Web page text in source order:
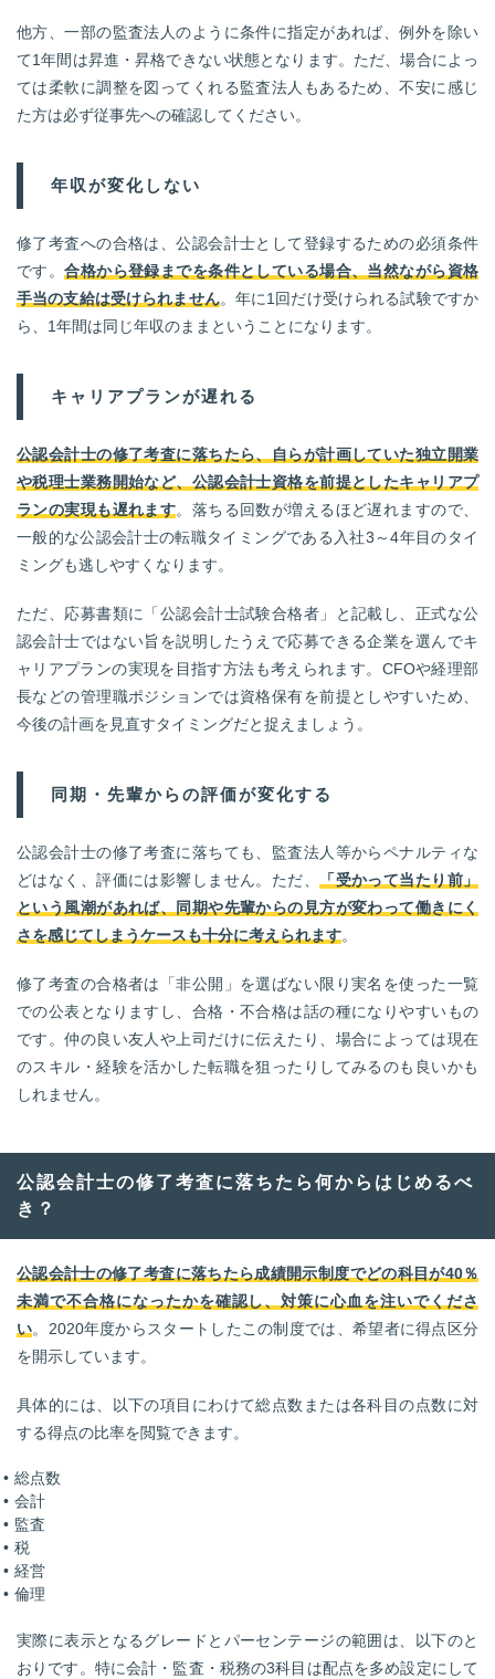
他方、一部の監査法人のように条件に指定があれば、例外を除い
て1年間は昇進・昇格できない状態となります。ただ、場合によっ
ては柔軟に調整を図ってくれる監査法人もあるため、不安に感じ
た方は必ず従事先への確認してください。
年収が変化しない
修了考査への合格は、公認会計士として登録するための必須条件
です。合格から登録までを条件としている場合、当然ながら資格
手当の支給は受けられません。年に1回だけ受けられる試験ですか
ら、1年間は同じ年収のままということになります。
キャリアプランが遅れる
公認会計士の修了考査に落ちたら、自らが計画していた独立開業
や税理士業務開始など、公認会計士資格を前提としたキャリアプ
ランの実現も遅れます。落ちる回数が増えるほど遅れますので、
一般的な公認会計士の転職タイミングである入社3～4年目のタイ
ミングも逃しやすくなります。
ただ、応募書類に「公認会計士試験合格者」と記載し、正式な公
認会計士ではない旨を説明したうえで応募できる企業を選んでキ
ャリアプランの実現を目指す方法も考えられます。CFOや経理部
長などの管理職ポジションでは資格保有を前提としやすいため、
今後の計画を見直すタイミングだと捉えましょう。
同期・先輩からの評価が変化する
公認会計士の修了考査に落ちても、監査法人等からペナルティな
どはなく、評価には影響しません。ただ、
「受かって当たり前」
という風潮があれば、同期や先輩からの見方が変わって働きにく
さを感じてしまうケースも十分に考えられます。
修了考査の合格者は「非公開」を選ばない限り実名を使った一覧
での公表となりますし、合格・不合格は話の種になりやすいもの
です。仲の良い友人や上司だけに伝えたり、場合によっては現在
のスキル・経験を活かした転職を狙ったりしてみるのも良いかも
しれません。
公認会計士の修了考査に落ちたら何からはじめるべ
き？
公認会計士の修了考査に落ちたら成績開示制度でどの科目が40％
未満で不合格になったかを確認し、対策に心血を注いでくださ
い。2020年度からスタートしたこの制度では、希望者に得点区分
を開示しています。
具体的には、以下の項目にわけて総点数または各科目の点数に対
する得点の比率を閲覧できます。
総点数
会計
監査
税
経営
倫理
実際に表示となるグレードとパーセンテージの範囲は、以下のと
おりです。特に会計・監査・税務の3科目は配点を多め設定にして